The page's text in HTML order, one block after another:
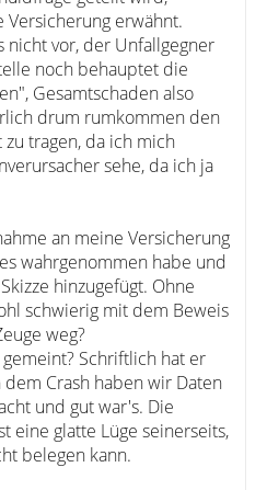
erwähnt.
nicht vor, der Unfallgegner
noch behauptet die
Gesamtschaden also
drum rumkommen den
tragen, da ich mich
sehe, da ich ja
an meine Versicherung
wahrgenommen habe und
hinzugefügt. Ohne
schwierig mit dem Beweis
weg?
Schriftlich hat er
Crash haben wir Daten
und gut war's. Die
eine glatte Lüge seinerseits,
belegen kann.